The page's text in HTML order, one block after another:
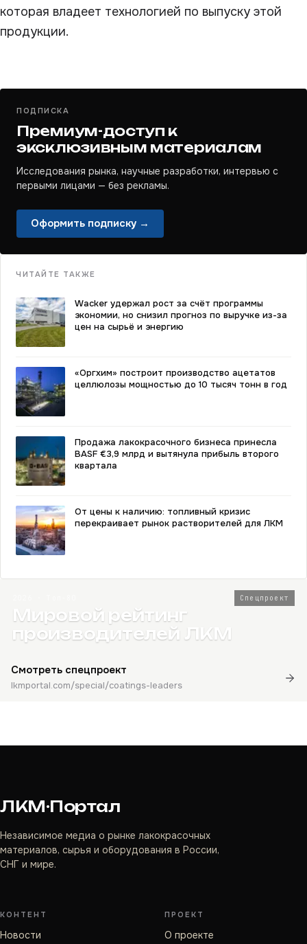
которая владеет технологией по выпуску этой
продукции.
ПОДПИСКА
Премиум-доступ к
эксклюзивным материалам
Исследования рынка, научные разработки, интервью с
первыми лицами — без рекламы.
Оформить подписку →
ЧИТАЙТЕ ТАКЖЕ
Wacker удержал рост за счёт программы
экономии, но снизил прогноз по выручке из-за
цен на сырьё и энергию
«Оргхим» построит производство ацетатов
целлюлозы мощностью до 10 тысяч тонн в год
Продажа лакокрасочного бизнеса принесла
BASF €3,9 млрд и вытянула прибыль второго
квартала
От цены к наличию: топливный кризис
перекраивает рынок растворителей для ЛКМ
Спецпроект
Мировой рейтинг
производителей ЛКМ
Смотреть спецпроект
lkmportal.com/special/coatings-leaders
ЛКМ·Портал
Независимое медиа о рынке лакокрасочных
материалов, сырья и оборудования в России,
СНГ и мире.
КОНТЕНТ
Новости
ПРОЕКТ
О проекте